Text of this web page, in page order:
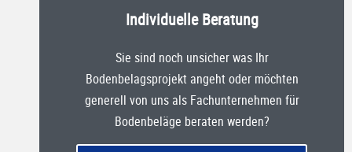
Individuelle Beratung
Sie sind noch unsicher was Ihr
Bodenbelagsprojekt angeht oder möchten
generell von uns als Fachunternehmen für
Bodenbeläge beraten werden?